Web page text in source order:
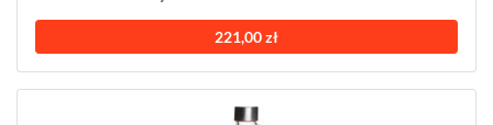
221,00 zł